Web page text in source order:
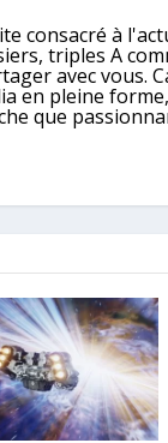
consacré à
triples A
avec vous.
en pleine
que